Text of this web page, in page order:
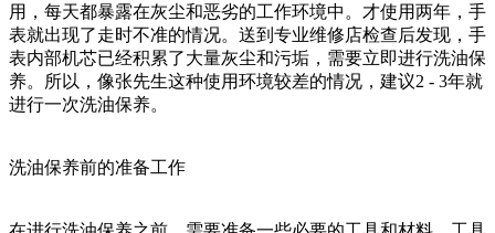
用，每天都暴露在灰尘和恶劣的工作环境中。才使用两年，手
表就出现了走时不准的情况。送到专业维修店检查后发现，手
表内部机芯已经积累了大量灰尘和污垢，需要立即进行洗油保
养。所以，像张先生这种使用环境较差的情况，建议2 - 3年就
进行一次洗油保养。
洗油保养前的准备工作